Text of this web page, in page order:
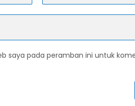
saya pada peramban ini untuk